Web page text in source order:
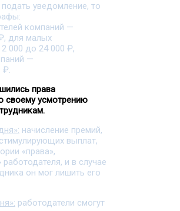
подать уведомление, то
компаний —
для малых
000 до 24 000 ₽,
—
₽.
права
своему усмотрению
начисление премий,
выплат,
«права»,
и в случае
он мог лишить его
работодатели смогут